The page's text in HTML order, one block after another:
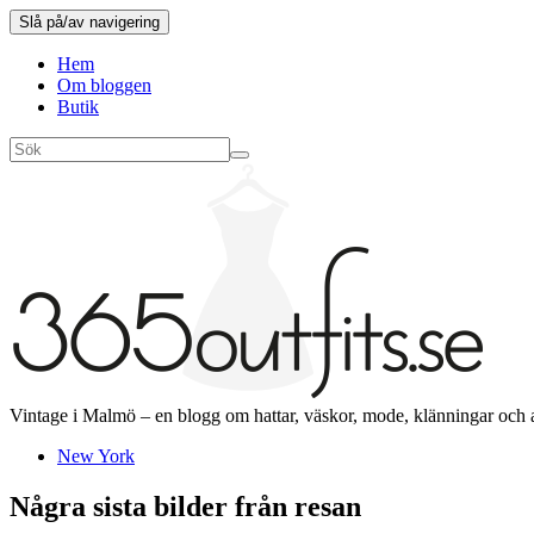
Slå på/av navigering
Hem
Om bloggen
Butik
Vintage i Malmö – en blogg om hattar, väskor, mode, klänningar och
New York
Några sista bilder från resan